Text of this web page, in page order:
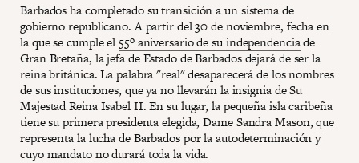
Barbados ha completado su transición a un sistema de
gobierno republicano. A partir del 30 de noviembre, fecha en
la que se cumple el 55º aniversario de su independenciade
Gran Bretaña, la jefa de Estado de Barbados dejará de ser la
reina británica. La palabra "real" desaparecerá de los nombres
de sus instituciones, que ya no llevarán la insignia de Su
Majestad Reina Isabel II. En su lugar, la pequeña isla caribeña
tiene su primera presidenta elegida, Dame Sandra Mason, que
representa la lucha de Barbados por la autodeterminación y
cuyo mandato no durará toda la vida.